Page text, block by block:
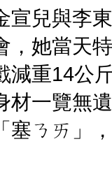
宣兒與李
，她當天
減重14公
材一覽無
「塞ㄋㄞ」